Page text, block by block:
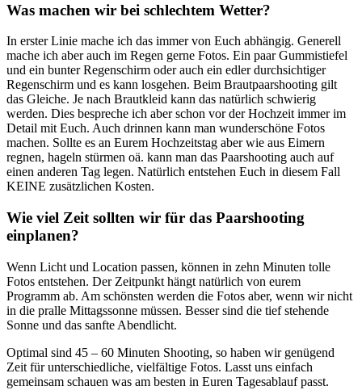
Was machen wir bei schlechtem Wetter?
In erster Linie mache ich das immer von Euch abhängig. Generell
mache ich aber auch im Regen gerne Fotos. Ein paar Gummistiefel
und ein bunter Regenschirm oder auch ein edler durchsichtiger
Regenschirm und es kann losgehen. Beim Brautpaarshooting gilt
das Gleiche. Je nach Brautkleid kann das natürlich schwierig
werden. Dies bespreche ich aber schon vor der Hochzeit immer im
Detail mit Euch. Auch drinnen kann man wunderschöne Fotos
machen. Sollte es an Eurem Hochzeitstag aber wie aus Eimern
regnen, hageln stürmen oä. kann man das Paarshooting auch auf
einen anderen Tag legen. Natürlich entstehen Euch in diesem Fall
KEINE zusätzlichen Kosten.
Wie viel Zeit sollten wir für das Paarshooting
einplanen?
Wenn Licht und Location passen, können in zehn Minuten tolle
Fotos entstehen. Der Zeitpunkt hängt natürlich von eurem
Programm ab. Am schönsten werden die Fotos aber, wenn wir nicht
in die pralle Mittagssonne müssen. Besser sind die tief stehende
Sonne und das sanfte Abendlicht.
Optimal sind 45 – 60 Minuten Shooting, so haben wir genügend
Zeit für unterschiedliche, vielfältige Fotos. Lasst uns einfach
gemeinsam schauen was am besten in Euren Tagesablauf passt.